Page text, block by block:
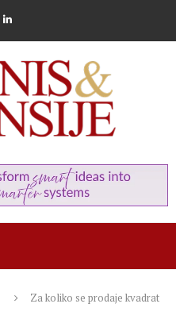
Za koliko se prodaje kvadrat